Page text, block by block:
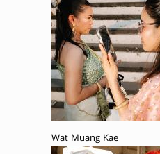
Wat Muang Kae